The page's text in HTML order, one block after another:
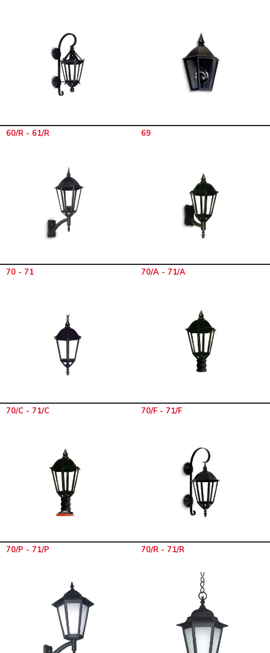
60/R - 61/R 69
70 - 71 70/A - 71/A
70/C - 71/C 70/F - 71/F
70/P - 71/P 70/R - 71/R